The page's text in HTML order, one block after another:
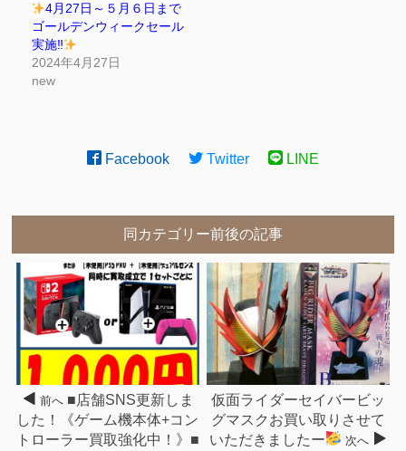
4月27日～５月６日まで
ゴールデンウィークセール
実施‼
2024年4月27日
new
Facebook Twitter LINE
同カテゴリー前後の記事
前へ ■店舗SNS更新しま
した！《ゲーム機本体+コン
トローラー買取強化中！》■
仮面ライダーセイバービッ
グマスクお買い取りさせて
いただきましたー
次へ